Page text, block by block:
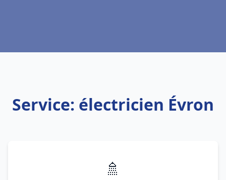
Service: électricien Évron
🚿